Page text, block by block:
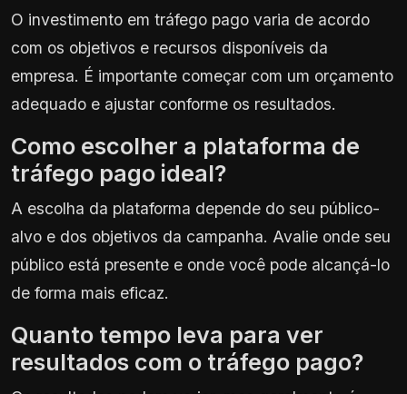
O investimento em tráfego pago varia de acordo
com os objetivos e recursos disponíveis da
empresa. É importante começar com um orçamento
adequado e ajustar conforme os resultados.
Como escolher a plataforma de
tráfego pago ideal?
A escolha da plataforma depende do seu público-
alvo e dos objetivos da campanha. Avalie onde seu
público está presente e onde você pode alcançá-lo
de forma mais eficaz.
Quanto tempo leva para ver
resultados com o tráfego pago?